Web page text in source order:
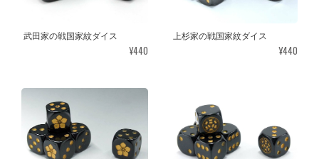
武田家の戦国家紋ダイス
¥440
上杉家の戦国家紋ダイス
¥440